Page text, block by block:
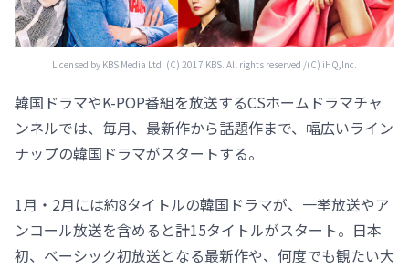
Licensed by KBS Media Ltd. (C) 2017 KBS. All rights reserved /(C) iHQ,Inc.
韓国ドラマやK-POP番組を放送するCSホームドラマチャ
ンネルでは、毎月、最新作から話題作まで、幅広いライン
ナップの韓国ドラマがスタートする。
1月・2月には約8タイトルの韓国ドラマが、一挙放送やア
ンコール放送を含めると計15タイトルがスタート。日本
初、ベーシック初放送となる最新作や、何度でも観たい大